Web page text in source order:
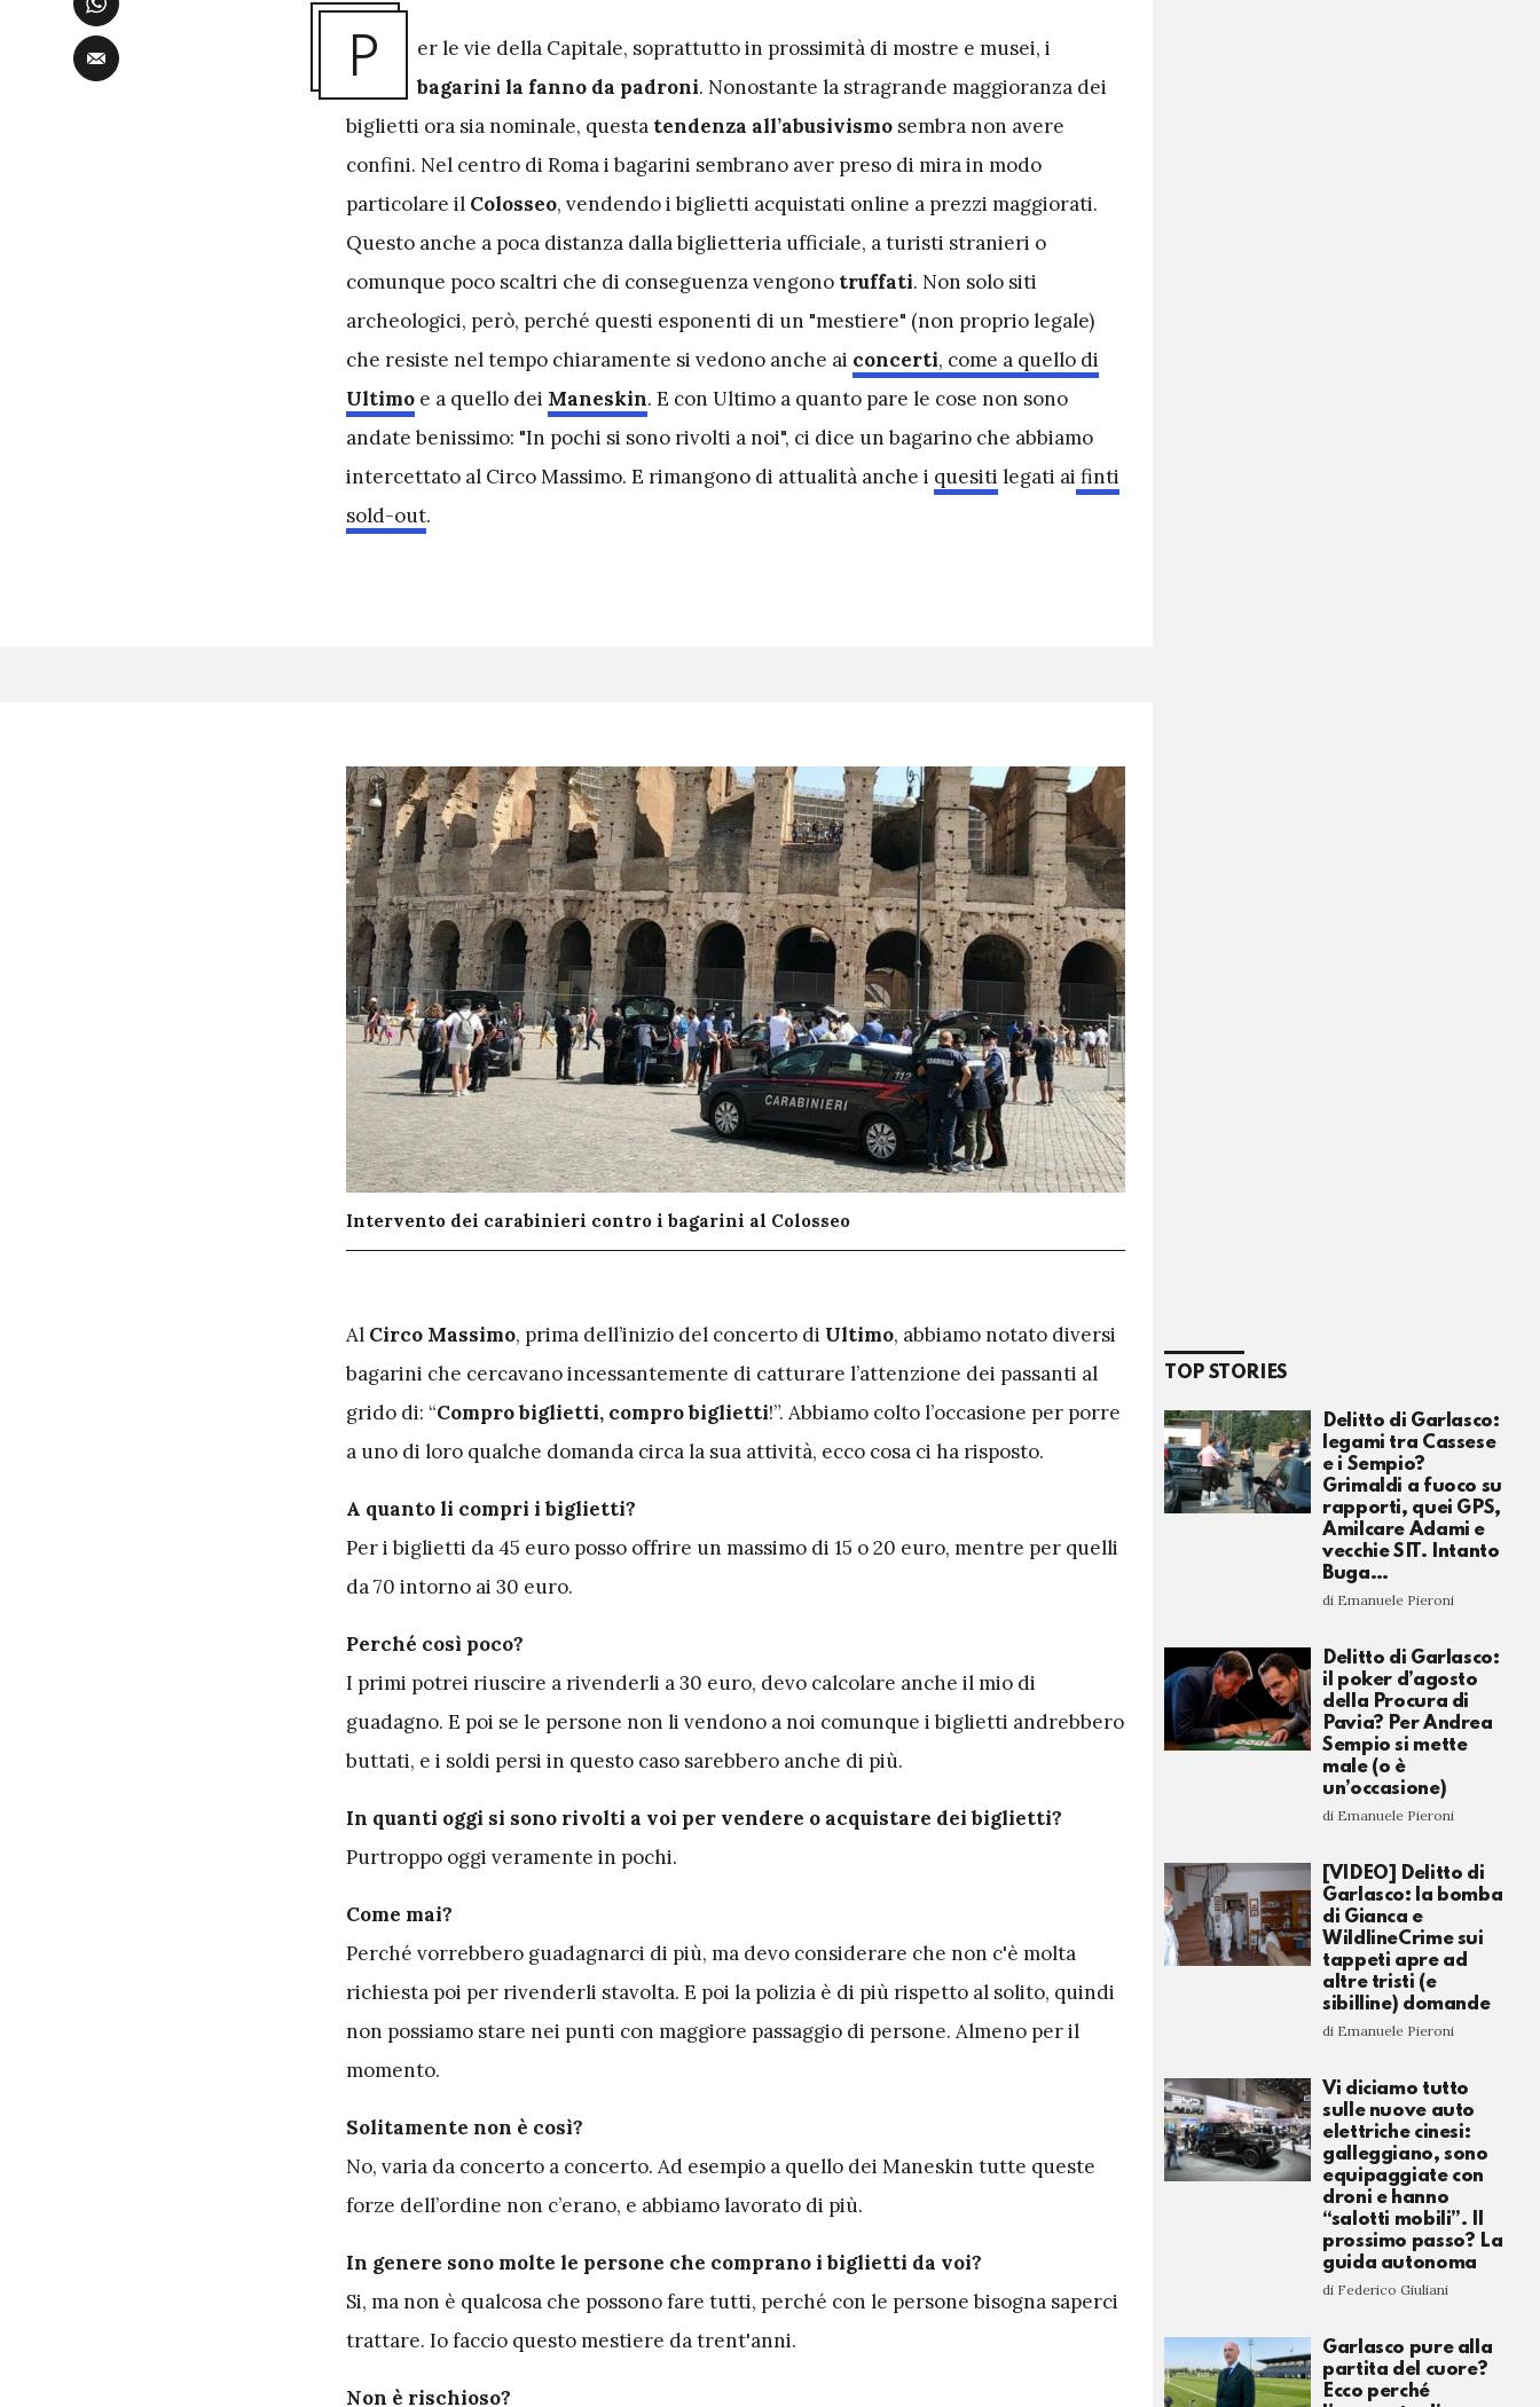
P
er le vie della Capitale, soprattutto in prossimità di mostre e musei, i
bagarini la fanno da padroni. Nonostante la stragrande maggioranza dei
biglietti ora sia nominale, questa tendenza all’abusivismo sembra non avere
confini. Nel centro di Roma i bagarini sembrano aver preso di mira in modo
particolare il Colosseo, vendendo i biglietti acquistati online a prezzi maggiorati.
Questo anche a poca distanza dalla biglietteria ufficiale, a turisti stranieri o
comunque poco scaltri che di conseguenza vengono truffati. Non solo siti
archeologici, però, perché questi esponenti di un "mestiere" (non proprio legale)
che resiste nel tempo chiaramente si vedono anche ai concerti, come a quello di
Ultimo e a quello dei Maneskin. E con Ultimo a quanto pare le cose non sono
andate benissimo: "In pochi si sono rivolti a noi", ci dice un bagarino che abbiamo
intercettato al Circo Massimo. E rimangono di attualità anche i quesiti legati ai finti
sold-out.
Intervento dei carabinieri contro i bagarini al Colosseo
Al Circo Massimo, prima dell’inizio del concerto di Ultimo, abbiamo notato diversi
bagarini che cercavano incessantemente di catturare l’attenzione dei passanti al
grido di: “Compro biglietti, compro biglietti!”. Abbiamo colto l’occasione per porre
a uno di loro qualche domanda circa la sua attività, ecco cosa ci ha risposto.
A quanto li compri i biglietti?
Per i biglietti da 45 euro posso offrire un massimo di 15 o 20 euro, mentre per quelli
da 70 intorno ai 30 euro.
Perché così poco?
I primi potrei riuscire a rivenderli a 30 euro, devo calcolare anche il mio di
guadagno. E poi se le persone non li vendono a noi comunque i biglietti andrebbero
buttati, e i soldi persi in questo caso sarebbero anche di più.
In quanti oggi si sono rivolti a voi per vendere o acquistare dei biglietti?
Purtroppo oggi veramente in pochi.
Come mai?
Perché vorrebbero guadagnarci di più, ma devo considerare che non c'è molta
richiesta poi per rivenderli stavolta. E poi la polizia è di più rispetto al solito, quindi
non possiamo stare nei punti con maggiore passaggio di persone. Almeno per il
momento.
Solitamente non è così?
No, varia da concerto a concerto. Ad esempio a quello dei Maneskin tutte queste
forze dell’ordine non c’erano, e abbiamo lavorato di più.
In genere sono molte le persone che comprano i biglietti da voi?
Si, ma non è qualcosa che possono fare tutti, perché con le persone bisogna saperci
trattare. Io faccio questo mestiere da trent'anni.
Non è rischioso?
TOP STORIES
Delitto di Garlasco:
legami tra Cassese
e i Sempio?
Grimaldi a fuoco su
rapporti, quei GPS,
Amilcare Adami e
vecchie SIT. Intanto
Buga…
di Emanuele Pieroni
Delitto di Garlasco:
il poker d’agosto
della Procura di
Pavia? Per Andrea
Sempio si mette
male (o è
un’occasione)
di Emanuele Pieroni
[VIDEO] Delitto di
Garlasco: la bomba
di Gianca e
WildlineCrime sui
tappeti apre ad
altre tristi (e
sibilline) domande
di Emanuele Pieroni
Vi diciamo tutto
sulle nuove auto
elettriche cinesi:
galleggiano, sono
equipaggiate con
droni e hanno
“salotti mobili”. Il
prossimo passo? La
guida autonoma
di Federico Giuliani
Garlasco pure alla
partita del cuore?
Ecco perché